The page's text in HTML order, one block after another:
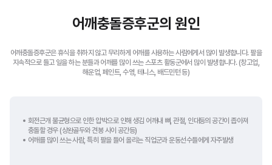
어깨충돌증후군의 원인
어깨충돌증후군은 휴식을 취하지 않고 무리하게 어깨를 사용하는 사람에게서 많이 발생합니다. 팔을
지속적으로 들고 일을 하는 분들과 어깨를 많이 쓰는 스포츠 활동군에서 많이 발생합니다. (창고업,
해운업, 페인트, 수영, 테니스, 배드민턴 등)
회전근개 불균형으로 인한 압박으로 인해 생김 어깨내 뼈, 관절, 인대등의 공간이 좁아져
충돌할 경우 (상완골두와 견봉 사이 공간등)
어깨를 많이 쓰는 사람, 특히 팔을 들어 올리는 직업군과운동선수들에게 자주발생